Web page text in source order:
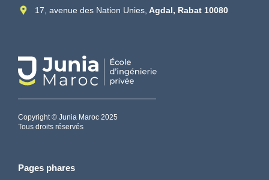
17, avenue des Nation Unies, Agdal, Rabat 10080
Copyright © Junia Maroc 2025
Tous droits réservés
Pages phares